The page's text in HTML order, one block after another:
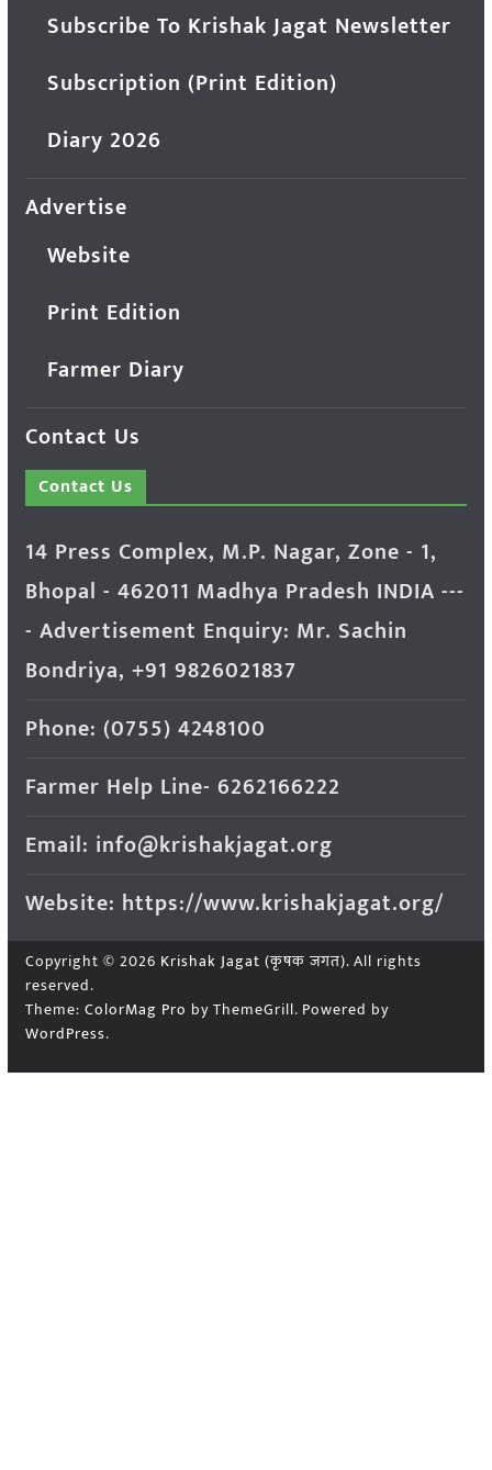
Subscribe To Krishak Jagat Newsletter
Subscription (Print Edition)
Diary 2026
Advertise
Website
Print Edition
Farmer Diary
Contact Us
Contact Us
14 Press Complex, M.P. Nagar, Zone - 1,
Bhopal - 462011 Madhya Pradesh INDIA ---
- Advertisement Enquiry: Mr. Sachin
Bondriya, +91 9826021837
Phone: (0755) 4248100
Farmer Help Line- 6262166222
Email: info@krishakjagat.org
Website: https://www.krishakjagat.org/
Copyright © 2026 Krishak Jagat (कृषक जगत). All rights
reserved.
Theme: ColorMag Pro by ThemeGrill. Powered by
WordPress.